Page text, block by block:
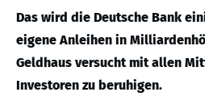
Das wird die Deutsche Bank
eigene Anleihen in
Geldhaus versucht mit allen
Investoren zu beruhigen.